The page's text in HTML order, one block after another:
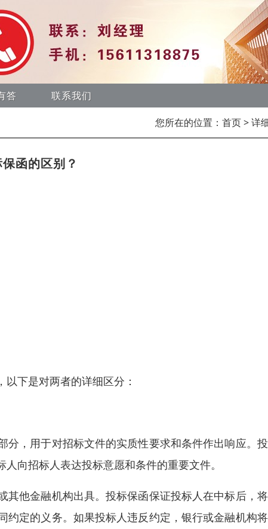
答 联系我们
您所在的位置： 首页> 详
函的区别？
下是对两者的详细区分：
，用于对招标文件的实质性要求和条件作出响应。
向招标人表达投标意愿和条件的重要文件。
他金融机构出具。投标保函保证投标人在中标后，
定的义务。如果投标人违反约定，银行或金融机构